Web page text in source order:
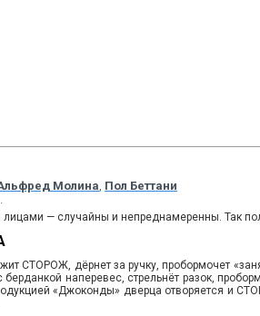
Молина, Пол Беттани
— случайны и непреднамеренны. Так
СТОРОЖ, дёрнет за ручку, пробормочет
наперевес, стрельнёт разок,
«Джоконды» дверца отворяется и